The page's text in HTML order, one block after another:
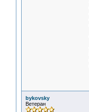
bykovsky
Ветеран